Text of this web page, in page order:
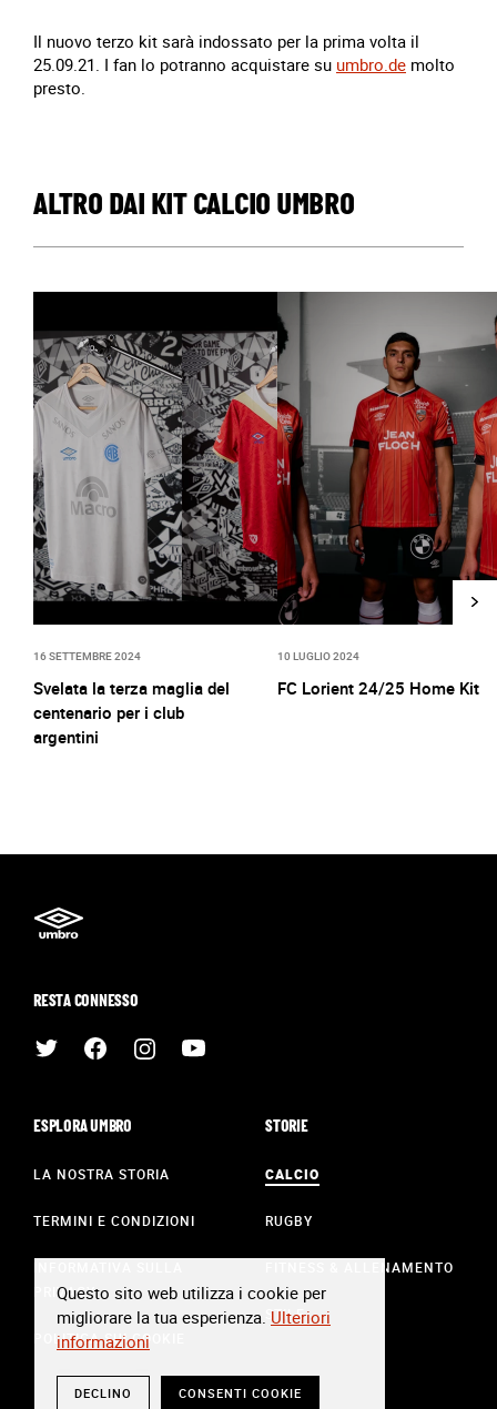
Il nuovo terzo kit sarà indossato per la prima volta il
25.09.21. I fan lo potranno acquistare su umbro.de molto
presto.
ALTRO DAI KIT CALCIO UMBRO
16 SETTEMBRE 2024
Svelata la terza maglia del
centenario per i club
argentini
10 LUGLIO 2024
FC Lorient 24/25 Home Kit
RESTA CONNESSO
ESPLORA UMBRO
LA NOSTRA STORIA
TERMINI E CONDIZIONI
PRIVACY
POLITICA SUI COOKIE
STORIE
CALCIO
RUGBY
FITNESS & ALLENAMENTO
STILE
Questo sito web utilizza i cookie per
migliorare la tua esperienza. Ulteriori
informazioni
DECLINO CONSENTI COOKIE